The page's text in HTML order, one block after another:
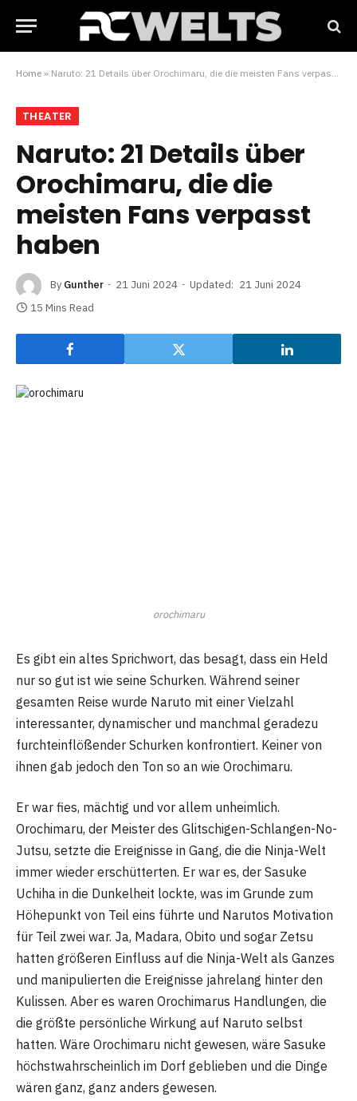
Home » Naruto: 21 Details über Orochimaru, die die meisten Fans verpasst haben
THEATER
Naruto: 21 Details über
Orochimaru, die die
meisten Fans verpasst
haben
By Gunther 21 Juni 2024 Updated: 21 Juni 2024
15 Mins Read
orochimaru
Es gibt ein altes Sprichwort, das besagt, dass ein Held
nur so gut ist wie seine Schurken. Während seiner
gesamten Reise wurde Naruto mit einer Vielzahl
interessanter, dynamischer und manchmal geradezu
furchteinflößender Schurken konfrontiert. Keiner von
ihnen gab jedoch den Ton so an wie Orochimaru.
Er war fies, mächtig und vor allem unheimlich.
Orochimaru, der Meister des Glitschigen-Schlangen-No-
Jutsu, setzte die Ereignisse in Gang, die die Ninja-Welt
immer wieder erschütterten. Er war es, der Sasuke
Uchiha in die Dunkelheit lockte, was im Grunde zum
Höhepunkt von Teil eins führte und Narutos Motivation
für Teil zwei war. Ja, Madara, Obito und sogar Zetsu
hatten größeren Einfluss auf die Ninja-Welt als Ganzes
und manipulierten die Ereignisse jahrelang hinter den
Kulissen. Aber es waren Orochimarus Handlungen, die
die größte persönliche Wirkung auf Naruto selbst
hatten. Wäre Orochimaru nicht gewesen, wäre Sasuke
höchstwahrscheinlich im Dorf geblieben und die Dinge
wären ganz, ganz anders gewesen.